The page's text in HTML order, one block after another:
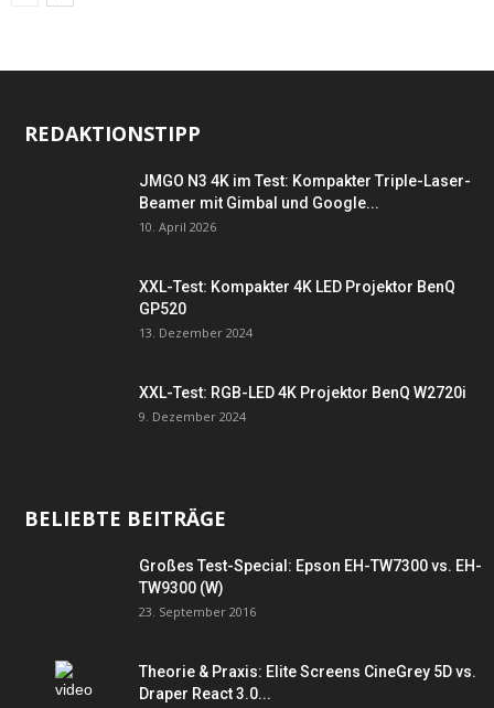
REDAKTIONSTIPP
JMGO N3 4K im Test: Kompakter Triple-Laser-
Beamer mit Gimbal und Google...
10. April 2026
XXL-Test: Kompakter 4K LED Projektor BenQ
GP520
13. Dezember 2024
XXL-Test: RGB-LED 4K Projektor BenQ W2720i
9. Dezember 2024
BELIEBTE BEITRÄGE
Großes Test-Special: Epson EH-TW7300 vs. EH-
TW9300 (W)
23. September 2016
Theorie & Praxis: Elite Screens CineGrey 5D vs.
Draper React 3.0...